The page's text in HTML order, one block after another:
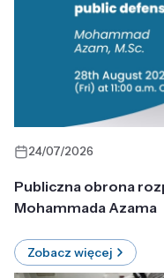
24/07/2026
Publiczna obrona
Mohammada Azama
Zobacz więcej